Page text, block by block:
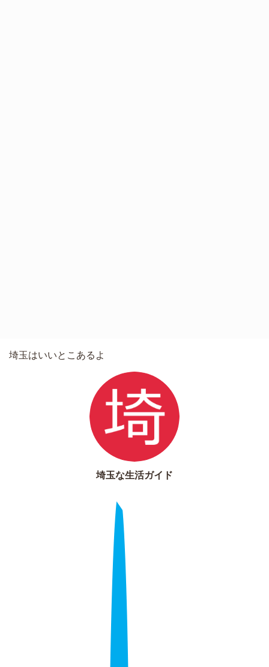
埼玉はいいとこあるよ
埼玉な生活ガイド